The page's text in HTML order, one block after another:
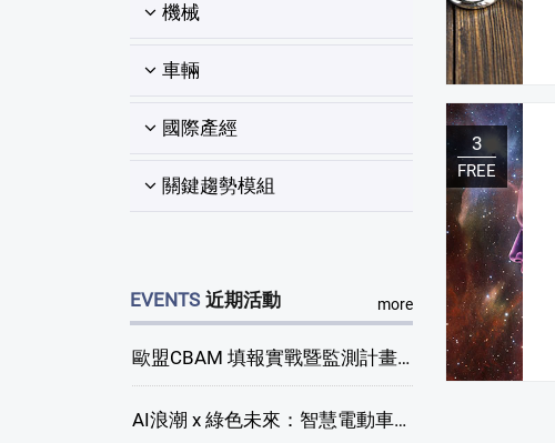
機械
車輛
國際產經
關鍵趨勢模組
EVENTS 近期活動 more
歐盟CBAM 填報實戰暨監測計畫說明會(臺中場)
AI浪潮 x 綠色未來：智慧電動車新商機研討會
3
FREE